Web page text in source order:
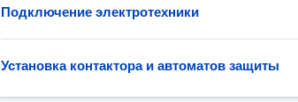
Подключение электротехники
Установка контактора и автоматов защиты